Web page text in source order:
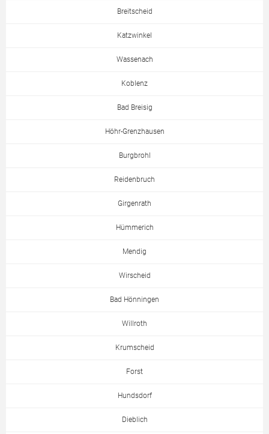
Breitscheid
Katzwinkel
Wassenach
Koblenz
Bad Breisig
Höhr-Grenzhausen
Burgbrohl
Reidenbruch
Girgenrath
Hümmerich
Mendig
Wirscheid
Bad Hönningen
Willroth
Krumscheid
Forst
Hundsdorf
Dieblich